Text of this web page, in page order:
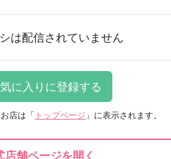
は配信されていません
店は 「 トップページ 」に表示されます。
店舗ページを開く